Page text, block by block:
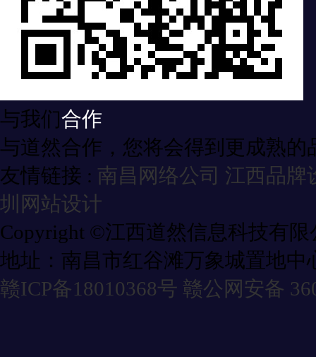
与我们合作
与道然合作，您将会得到更成熟的
友情链接 : 南昌网络公司 江西品牌
圳网站设计
Copyright ©江西道然信息科技有限
地址：南昌市红谷滩万象城置地中
赣ICP备18010368号 赣公网安备